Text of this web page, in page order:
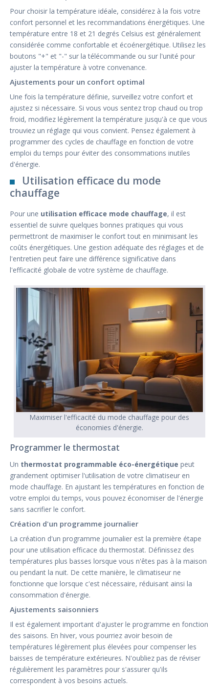
Pour choisir la température idéale, considérez à la fois votre
confort personnel et les recommandations énergétiques. Une
température entre 18 et 21 degrés Celsius est généralement
considérée comme confortable et écoénergétique. Utilisez les
boutons "+" et "-" sur la télécommande ou sur l'unité pour
ajuster la température à votre convenance.
Ajustements pour un confort optimal
Une fois la température définie, surveillez votre confort et
ajustez si nécessaire. Si vous vous sentez trop chaud ou trop
froid, modifiez légèrement la température jusqu'à ce que vous
trouviez un réglage qui vous convient. Pensez également à
programmer des cycles de chauffage en fonction de votre
emploi du temps pour éviter des consommations inutiles
d'énergie.
Utilisation efficace du mode
chauffage
Pour une utilisation efficace mode chauffage, il est
essentiel de suivre quelques bonnes pratiques qui vous
permettront de maximiser le confort tout en minimisant les
coûts énergétiques. Une gestion adéquate des réglages et de
l'entretien peut faire une différence significative dans
l'efficacité globale de votre système de chauffage.
Maximiser l'efficacité du mode chauffage pour des
économies d'énergie.
Programmer le thermostat
Un thermostat programmable éco-énergétique peut
grandement optimiser l'utilisation de votre climatiseur en
mode chauffage. En ajustant les températures en fonction de
votre emploi du temps, vous pouvez économiser de l'énergie
sans sacrifier le confort.
Création d'un programme journalier
La création d'un programme journalier est la première étape
pour une utilisation efficace du thermostat. Définissez des
températures plus basses lorsque vous n'êtes pas à la maison
ou pendant la nuit. De cette manière, le climatiseur ne
fonctionne que lorsque c'est nécessaire, réduisant ainsi la
consommation d'énergie.
Ajustements saisonniers
Il est également important d'ajuster le programme en fonction
des saisons. En hiver, vous pourriez avoir besoin de
températures légèrement plus élevées pour compenser les
baisses de température extérieures. N'oubliez pas de réviser
régulièrement les paramètres pour s'assurer qu'ils
correspondent à vos besoins actuels.